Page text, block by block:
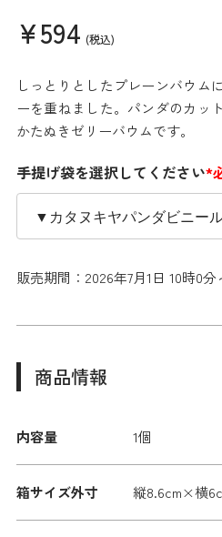
¥594 (税込)
しっとりとしたプレーンバウム
ーを重ねました。パンダのカッ
かたぬきゼリーバウムです。
手提げ袋を選択してください*
販売期間：2026年7月1日 10時0
商品情報
内容量 1個
箱サイズ外寸 縦8.6cm×横